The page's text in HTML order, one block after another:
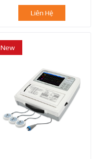
thiết bị y tế dùng cho khoa...
Liên Hệ
New